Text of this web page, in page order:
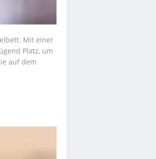
Mit einer
Platz, um
auf dem